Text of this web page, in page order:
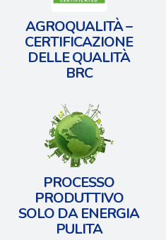
AGROQUALITÀ –
CERTIFICAZIONE
DELLE QUALITÀ
BRC
PROCESSO
PRODUTTIVO
​SOLO DA ENERGIA
PULITA